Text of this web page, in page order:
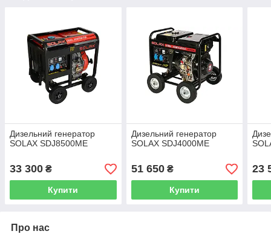
Дизельний генератор
SOLAX SDJ8500ME
33 300 ₴
Купити
Дизельний генератор
SOLAX SDJ4000ME
51 650₴
Купити
23
Про нас